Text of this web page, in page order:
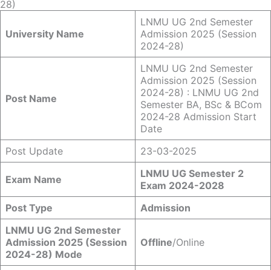
28)
University Name
LNMU UG 2nd Semester
Admission 2025 (Session
2024-28)
Post Name
LNMU UG 2nd Semester
Admission 2025 (Session
2024-28) : LNMU UG 2nd
Semester BA, BSc & BCom
2024-28 Admission Start
Date
Post Update
23-03-2025
Exam Name
LNMU UG Semester 2
Exam 2024-2028
Post Type
Admission
LNMU UG 2nd Semester
Admission 2025 (Session
2024-28) Mode
Offline/Online